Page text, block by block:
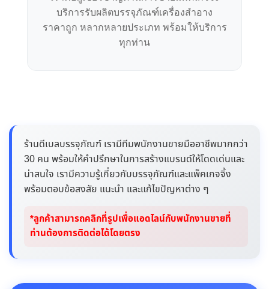
บริการรับผลิตบรรจุภัณฑ์เครื่องสำอาง
ราคาถูก หลากหลายประเภท พร้อมให้บริการ
ทุกท่าน
ร้านดีเบลบรรจุภัณฑ์ เรามีทีมพนักงานขายมืออาชีพมากกว่า
30 คน พร้อมให้คำปรึกษาในการสร้างแบรนด์ให้โดดเด่นและ
น่าสนใจ เรามีความรู้เกี่ยวกับบรรจุภัณฑ์และแพ็คเกจจิ้ง
พร้อมตอบข้อสงสัย แนะนำ และแก้ไขปัญหาต่าง ๆ
*ลูกค้าสามารถคลิกที่รูปเพื่อแอดไลน์กับพนักงานขายที่
ท่านต้องการติดต่อได้โดยตรง